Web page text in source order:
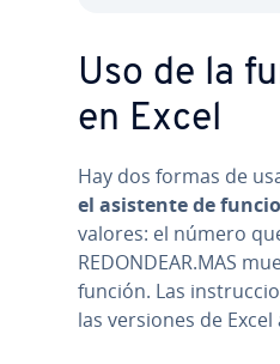
Uso de la
en Excel
Hay dos formas de
el asistente de
valores: el número
REDONDEAR.MAS
función. Las
las versiones de